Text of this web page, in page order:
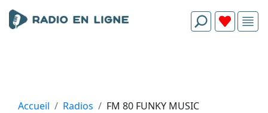
Accueil Radios FM 80 FUNKY MUSIC